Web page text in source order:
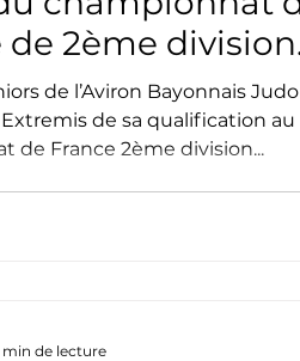
de 2ème
!
de l’Aviron Bayonnais
de sa qualification au
de France 2ème division...
min de lecture